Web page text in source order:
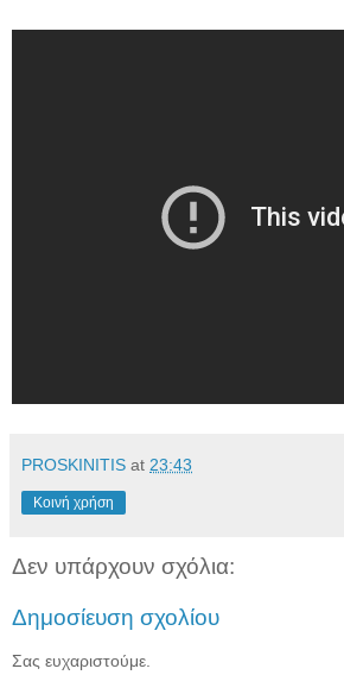
PROSKINITIS at 23:43
Κοινή χρήση
Δεν υπάρχουν σχόλια:
Δημοσίευση σχολίου
Σας ευχαριστούμε.